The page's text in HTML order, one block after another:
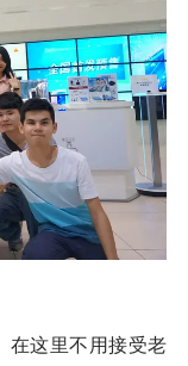
在这里不用接受老